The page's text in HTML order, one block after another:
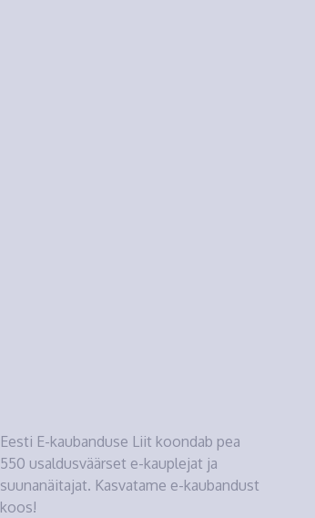
Eesti E-kaubanduse Liit koondab pea
550 usaldusväärset e-kauplejat ja
suunanäitajat. Kasvatame e-kaubandust
koos!